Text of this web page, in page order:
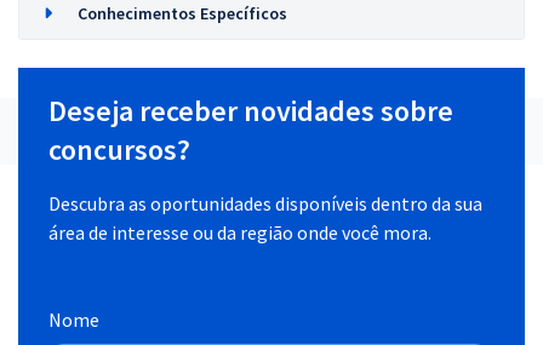
Conhecimentos Específicos
Deseja receber novidades sobre
concursos?
Descubra as oportunidades disponíveis dentro da sua
área de interesse ou da região onde você mora.
Nome